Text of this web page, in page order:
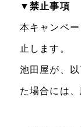
▼禁止事項
本キャンペ
止します。
池田屋が、
た場合には